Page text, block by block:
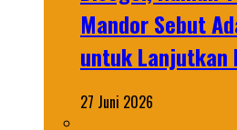
Mandor Sebut
untuk Lanjutkan
27 Juni 2026